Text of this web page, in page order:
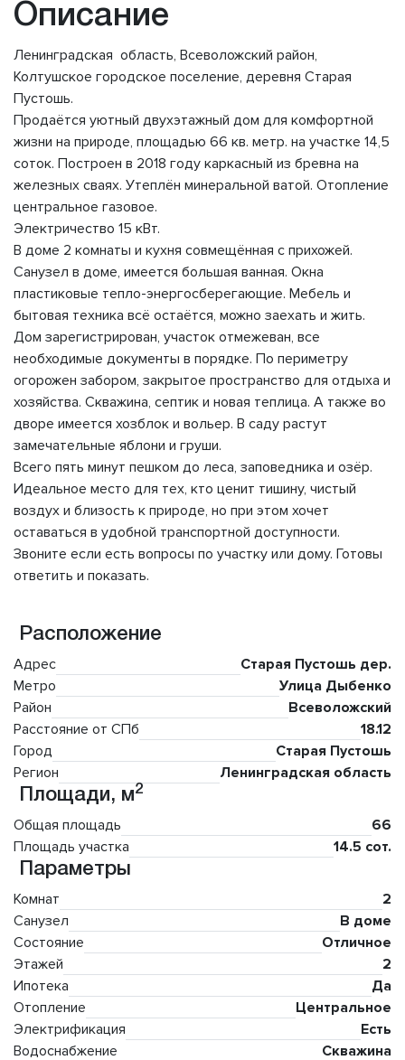
Описание
Ленинградская область, Всеволожский район,
Колтушское городское поселение, деревня Старая
Пустошь.
Продаётся уютный двухэтажный дом для комфортной
жизни на природе, площадью 66 кв. метр. на участке 14,5
соток. Построен в 2018 году каркасный из бревна на
железных сваях. Утеплён минеральной ватой. Отопление
центральное газовое.
Электричество 15 кВт.
В доме 2 комнаты и кухня совмещённая с прихожей.
Санузел в доме, имеется большая ванная. Окна
пластиковые тепло-энергосберегающие. Мебель и
бытовая техника всё остаётся, можно заехать и жить.
Дом зарегистрирован, участок отмежеван, все
необходимые документы в порядке. По периметру
огорожен забором, закрытое пространство для отдыха и
хозяйства. Скважина, септик и новая теплица. А также во
дворе имеется хозблок и вольер. В саду растут
замечательные яблони и груши.
Всего пять минут пешком до леса, заповедника и озёр.
Идеальное место для тех, кто ценит тишину, чистый
воздух и близость к природе, но при этом хочет
оставаться в удобной транспортной доступности.
Звоните если есть вопросы по участку или дому. Готовы
ответить и показать.
Расположение
Адрес
Старая Пустошь дер.
Метро
Улица Дыбенко
Район
Всеволожский
Расстояние от СПб
18.12
Город
Старая Пустошь
Регион
Ленинградская область
Площади, м2
Общая площадь
66
Площадь участка
14.5 сот.
Параметры
Комнат
2
Санузел
В доме
Состояние
Отличное
Этажей
2
Ипотека
Да
Отопление
Центральное
Электрификация
Есть
Водоснабжение
Скважина